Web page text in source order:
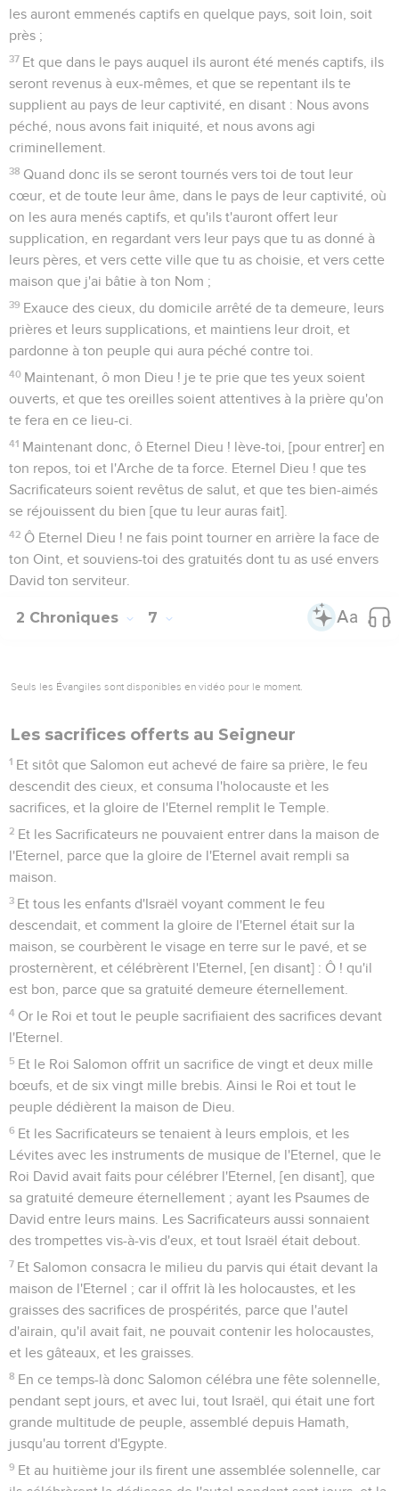
les auront emmenés captifs en quelque pays, soit loin, soit
près ;
37 Et que dans le pays auquel ils auront été menés captifs, ils
seront revenus à eux-mêmes, et que se repentant ils te
supplient au pays de leur captivité, en disant : Nous avons
péché, nous avons fait iniquité, et nous avons agi
criminellement.
38 Quand donc ils se seront tournés vers toi de tout leur
cœur, et de toute leur âme, dans le pays de leur captivité, où
on les aura menés captifs, et qu'ils t'auront offert leur
supplication, en regardant vers leur pays que tu as donné à
leurs pères, et vers cette ville que tu as choisie, et vers cette
maison que j'ai bâtie à ton Nom ;
39 Exauce des cieux, du domicile arrêté de ta demeure, leurs
prières et leurs supplications, et maintiens leur droit, et
pardonne à ton peuple qui aura péché contre toi.
40 Maintenant, ô mon Dieu ! je te prie que tes yeux soient
ouverts, et que tes oreilles soient attentives à la prière qu'on
te fera en ce lieu-ci.
41 Maintenant donc, ô Eternel Dieu ! lève-toi, [pour entrer] en
ton repos, toi et l'Arche de ta force. Eternel Dieu ! que tes
Sacrificateurs soient revêtus de salut, et que tes bien-aimés
se réjouissent du bien [que tu leur auras fait].
42 Ô Eternel Dieu ! ne fais point tourner en arrière la face de
ton Oint, et souviens-toi des gratuités dont tu as usé envers
David ton serviteur.
2 Chroniques 7
Seuls les Évangiles sont disponibles en vidéo pour le moment.
Les sacrifices offerts au Seigneur
1 Et sitôt que Salomon eut achevé de faire sa prière, le feu
descendit des cieux, et consuma l'holocauste et les
sacrifices, et la gloire de l'Eternel remplit le Temple.
2 Et les Sacrificateurs ne pouvaient entrer dans la maison de
l'Eternel, parce que la gloire de l'Eternel avait rempli sa
maison.
3 Et tous les enfants d'Israël voyant comment le feu
descendait, et comment la gloire de l'Eternel était sur la
maison, se courbèrent le visage en terre sur le pavé, et se
prosternèrent, et célébrèrent l'Eternel, [en disant] : Ô ! qu'il
est bon, parce que sa gratuité demeure éternellement.
4 Or le Roi et tout le peuple sacrifiaient des sacrifices devant
l'Eternel.
5 Et le Roi Salomon offrit un sacrifice de vingt et deux mille
bœufs, et de six vingt mille brebis. Ainsi le Roi et tout le
peuple dédièrent la maison de Dieu.
6 Et les Sacrificateurs se tenaient à leurs emplois, et les
Lévites avec les instruments de musique de l'Eternel, que le
Roi David avait faits pour célébrer l'Eternel, [en disant], que
sa gratuité demeure éternellement ; ayant les Psaumes de
David entre leurs mains. Les Sacrificateurs aussi sonnaient
des trompettes vis-à-vis d'eux, et tout Israël était debout.
7 Et Salomon consacra le milieu du parvis qui était devant la
maison de l'Eternel ; car il offrit là les holocaustes, et les
graisses des sacrifices de prospérités, parce que l'autel
d'airain, qu'il avait fait, ne pouvait contenir les holocaustes,
et les gâteaux, et les graisses.
8 En ce temps-là donc Salomon célébra une fête solennelle,
pendant sept jours, et avec lui, tout Israël, qui était une fort
grande multitude de peuple, assemblé depuis Hamath,
jusqu'au torrent d'Egypte.
9 Et au huitième jour ils firent une assemblée solennelle, car